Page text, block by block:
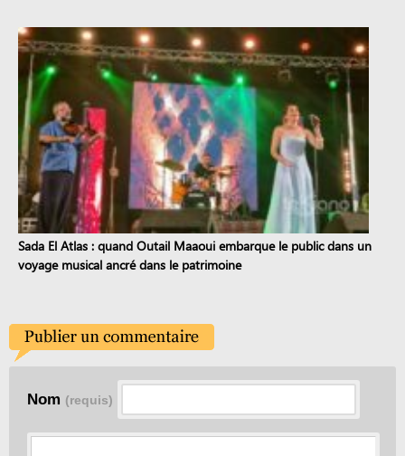
Sada El Atlas : quand Outail Maaoui embarque le public dans un
voyage musical ancré dans le patrimoine
Nom (requis)